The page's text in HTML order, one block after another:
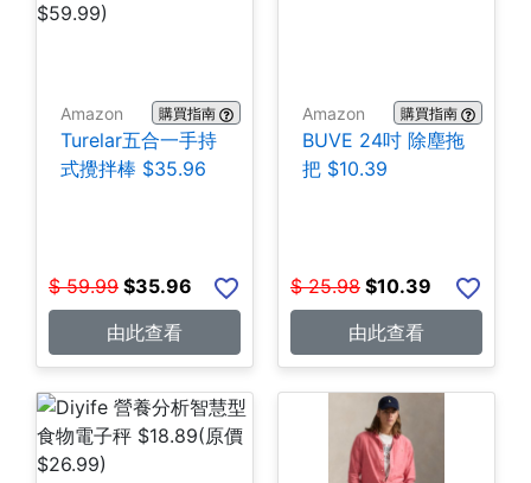
Amazon 購買指南
Turelar五合一手持
式攪拌棒 $35.96
$ 59.99 $35.96
由此查看
Amazon 購買指南
BUVE 24吋 除塵拖
把 $10.39
$ 25.98 $10.39
由此查看